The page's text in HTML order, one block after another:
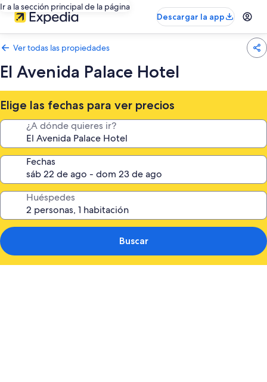
Ir a la sección principal de la página
Descargar la app
Ver todas las propiedades
El Avenida Palace Hotel
Elige las fechas para ver precios
¿A dónde quieres ir?
Fechas
Huéspedes
Buscar